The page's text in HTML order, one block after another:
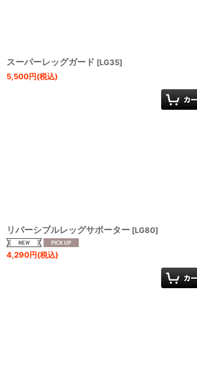
スーパーレッグガード [LG35]
5,500円(税込)
リバーシブルレッグサポーター [LG80]
4,290円(税込)